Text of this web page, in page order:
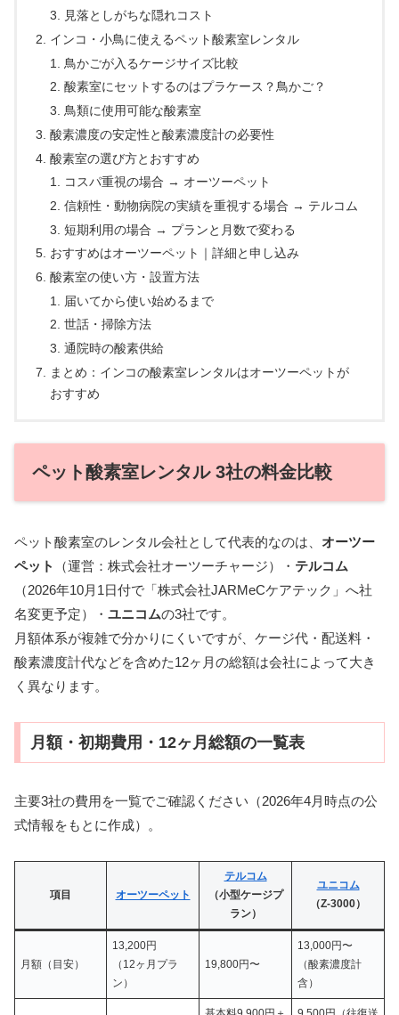
見落としがちな隠れコスト
インコ・小鳥に使えるペット酸素室レンタル
鳥かごが入るケージサイズ比較
酸素室にセットするのはプラケース？鳥かご？
鳥類に使用可能な酸素室
酸素濃度の安定性と酸素濃度計の必要性
酸素室の選び方とおすすめ
コスパ重視の場合 → オーツーペット
信頼性・動物病院の実績を重視する場合 → テルコム
短期利用の場合 → プランと月数で変わる
おすすめはオーツーペット｜詳細と申し込み
酸素室の使い方・設置方法
届いてから使い始めるまで
世話・掃除方法
通院時の酸素供給
まとめ：インコの酸素室レンタルはオーツーペットが
おすすめ
ペット酸素室レンタル 3社の料金比較
ペット酸素室のレンタル会社として代表的なのは、 オーツー
ペット
（運営：株式会社オーツーチャージ）・ テルコム
（2026年10月1日付で「株式会社JARMeCケアテック」へ社
名変更予定）・ ユニコムの3社です。
月額体系が複雑で分かりにくいですが、ケージ代・配送料・
酸素濃度計代などを含めた12ヶ月の総額は会社によって大き
く異なります。
月額・初期費用・12ヶ月総額の一覧表
主要3社の費用を一覧でご確認ください（2026年4月時点の公
式情報をもとに作成）。
項目 オーツーペット
テルコム
（小型ケージプ
ラン）
ユニコム
（Z-3000）
月額（目安）
13,200円
（12ヶ月プラ
ン）
19,800円〜
13,000円〜
（酸素濃度計
含）